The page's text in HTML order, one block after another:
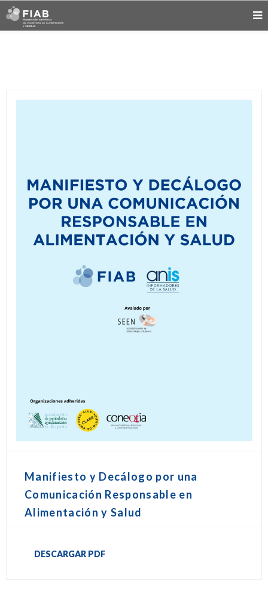
Manifiesto y Decálogo por una
Comunicación Responsable en
Alimentación y Salud
DESCARGAR PDF